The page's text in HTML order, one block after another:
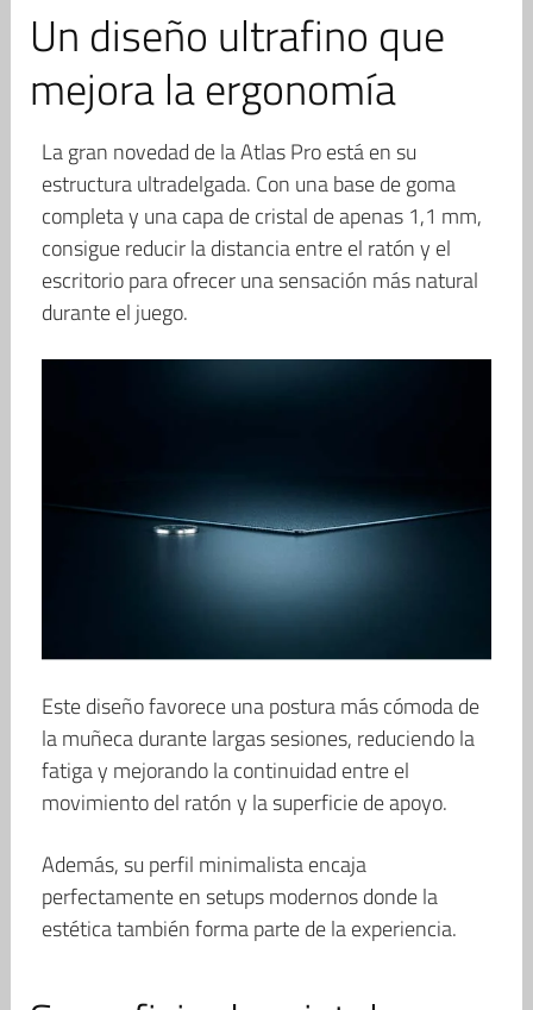
Un diseño ultrafino que
mejora la ergonomía
La gran novedad de la Atlas Pro está en su
estructura ultradelgada. Con una base de goma
completa y una capa de cristal de apenas 1,1 mm,
consigue reducir la distancia entre el ratón y el
escritorio para ofrecer una sensación más natural
durante el juego.
Este diseño favorece una postura más cómoda de
la muñeca durante largas sesiones, reduciendo la
fatiga y mejorando la continuidad entre el
movimiento del ratón y la superficie de apoyo.
Además, su perfil minimalista encaja
perfectamente en setups modernos donde la
estética también forma parte de la experiencia.